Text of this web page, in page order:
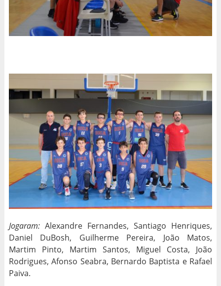
Jogaram:Alexandre Fernandes, Santiago Henriques,
Daniel DuBosh, Guilherme Pereira, João Matos,
Martim Pinto, Martim Santos, Miguel Costa, João
Rodrigues, Afonso Seabra, Bernardo Baptista e Rafael
Paiva.